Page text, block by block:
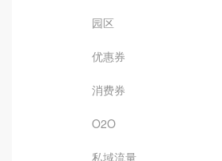
园区
优惠券
消费券
O2O
私域流量